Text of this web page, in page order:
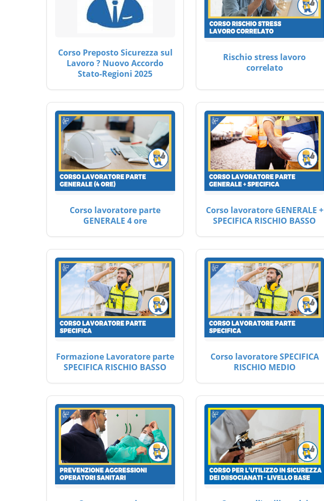
Corso Preposto Sicurezza sul
Lavoro ? Nuovo Accordo
Stato-Regioni 2025
Rischio stress lavoro
correlato
Corso lavoratore parte
GENERALE 4 ore
Corso lavoratore GENERALE +
SPECIFICA RISCHIO BASSO
Formazione Lavoratore parte
SPECIFICA RISCHIO BASSO
Corso lavoratore SPECIFICA
RISCHIO MEDIO